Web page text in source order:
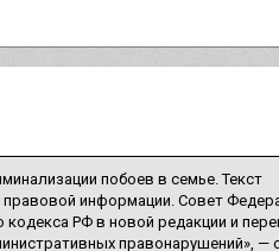
побоев в семье. Текст
правовой информации. Совет
кодекса РФ в новой редакции и
правонарушений», —